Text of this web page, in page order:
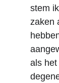
stem
zaken
als